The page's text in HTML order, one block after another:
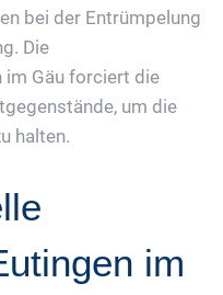
bei der Entrümpelung
Die
im Gäu forciert die
um die
halten.
im